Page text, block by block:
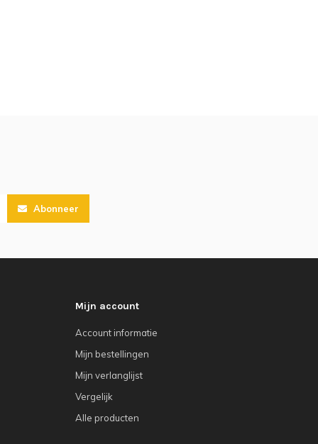
Abonneer
Mijn account
Account informatie
Mijn bestellingen
Mijn verlanglijst
Vergelijk
Alle producten